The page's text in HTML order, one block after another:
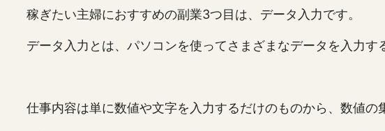
稼ぎたい主婦におすすめの副業3つ目は、データ入力です。
データ入力とは、パソコンを使ってさまざまなデータを入力す
仕事内容は単に数値や文字を入力するだけのものから、数値